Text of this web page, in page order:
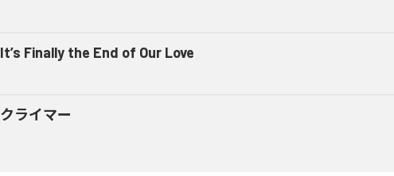
It’s Finally the End of Our Love
クライマー